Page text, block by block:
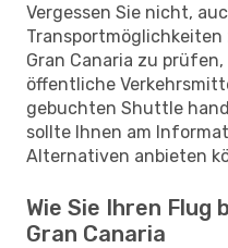
Vergessen Sie nicht,
Gran Canaria zu
öffentliche
gebuchten Shuttle
sollte Ihnen am
Alternativen anbieten
Wie Sie Ihren Flug
Gran Canaria